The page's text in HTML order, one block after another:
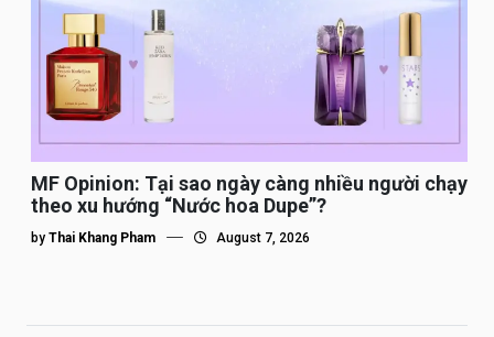
MF Opinion: Tại sao ngày càng nhiều người chạy
theo xu hướng “Nước hoa Dupe”?
by Thai Khang Pham August 7, 2026